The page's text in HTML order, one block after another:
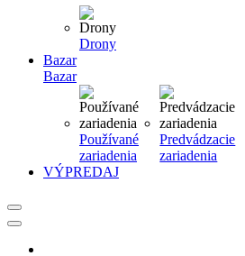
Drony
Bazar
Bazar
Používané
zariadenia
Predvádzacie
zariadenia
VÝPREDAJ